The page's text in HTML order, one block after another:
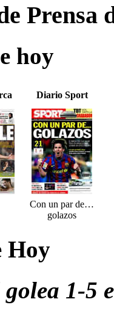
Prensa
hoy
Diario Sport
Con un par de…
golazos
Hoy
1-5